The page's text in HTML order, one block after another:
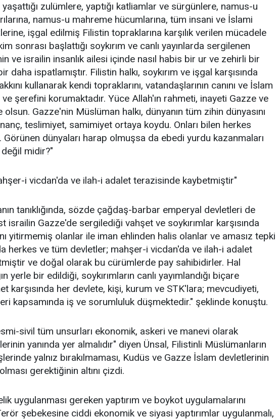
yaşattığı zulümlere, yaptığı katliamlar ve sürgünlere, namus-u
namus-u mahreme hücumlarına, tüm insani ve İslami
işgal edilmiş Filistin topraklarına karşılık verilen mücadele
sonrası başlattığı soykırım ve canlı yayınlarda sergilenen
ve israilin insanlık ailesi içinde nasıl habis bir ur ve zehirli bir
daha ispatlamıştır. Filistin halkı, soykırım ve işgal karşısında
kullanarak kendi topraklarını, vatandaşlarının canını ve İslam
şerefini korumaktadır. Yüce Allah'ın rahmeti, inayeti Gazze ve
Gazze'nin Müslüman halkı, dünyanın tüm zihin dünyasını
teslimiyet, samimiyet ortaya koydu. Onları bilen herkes
Görünen dünyaları harap olmuşsa da ebedi yurdu kazanmaları
midir?"
i vicdan'da ve ilah-i adalet terazisinde kaybetmiştir"
tanıklığında, sözde çağdaş-barbar emperyal devletleri de
israilin Gazze'de sergilediği vahşet ve soykırımlar karşısında
yitirmemiş olanlar ile iman ehlinden halis olanlar ve amasız tepki
herkes ve tüm devletler; mahşer-i vicdan'da ve ilah-i adalet
ve doğal olarak bu cürümlerde pay sahibidirler. Hal
yerle bir edildiği, soykırımların canlı yayımlandığı biçare
karşısında her devlete, kişi, kurum ve STK'lara; mevcudiyeti,
kapsamında iş ve sorumluluk düşmektedir." şeklinde konuştu.
sivil tüm unsurları ekonomik, askeri ve manevi olarak
yanında yer almalıdır" diyen Ünsal, Filistinli Müslümanların
yalnız bırakılmaması, Kudüs ve Gazze İslam devletlerinin
gerektiğinin altını çizdi.
uygulanması gereken yaptırım ve boykot uygulamalarını
şebekesine ciddi ekonomik ve siyasi yaptırımlar uygulanmalı,